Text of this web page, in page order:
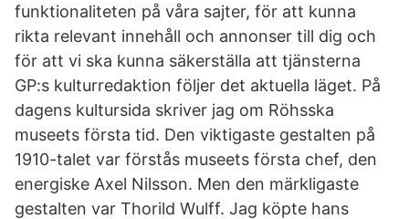
funktionaliteten på våra sajter, för att kunna
rikta relevant innehåll och annonser till dig och
för att vi ska kunna säkerställa att tjänsterna
GP:s kulturredaktion följer det aktuella läget. På
dagens kultursida skriver jag om Röhsska
museets första tid. Den viktigaste gestalten på
1910-talet var förstås museets första chef, den
energiske Axel Nilsson. Men den märkligaste
gestalten var Thorild Wulff. Jag köpte hans